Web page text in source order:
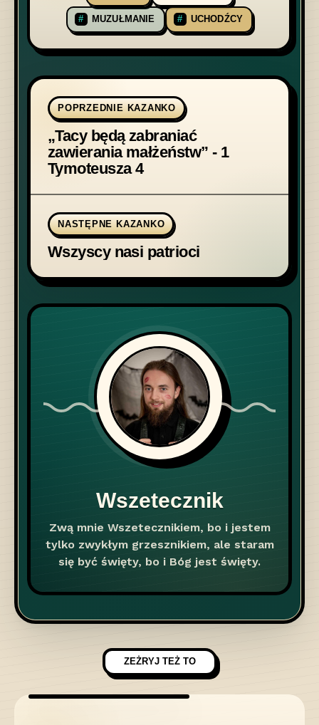
MUZUŁMANIE UCHODŹCY
POPRZEDNIE KAZANKO
„Tacy będą zabraniać
zawierania małżeństw” - 1
Tymoteusza 4
NASTĘPNE KAZANKO
Wszyscy nasi patrioci
Wszetecznik
Zwą mnie Wszetecznikiem, bo i jestem
tylko zwykłym grzesznikiem, ale staram
się być święty, bo i Bóg jest święty.
ZEŻRYJ TEŻ TO